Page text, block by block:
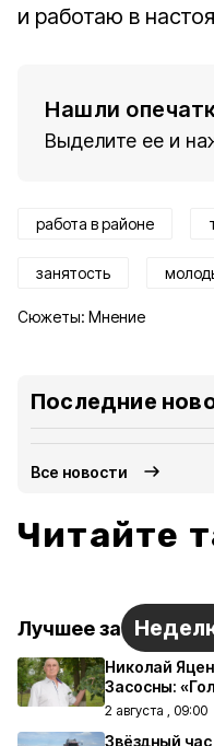
и работаю в
Нашли
Выделите ее и
работа в районе
занятость
Сюжеты: Мнение
Последние
Все новости
Читайте
Лучшее за
Николай
Засосны:
2 августа , 09:00
Звёздный